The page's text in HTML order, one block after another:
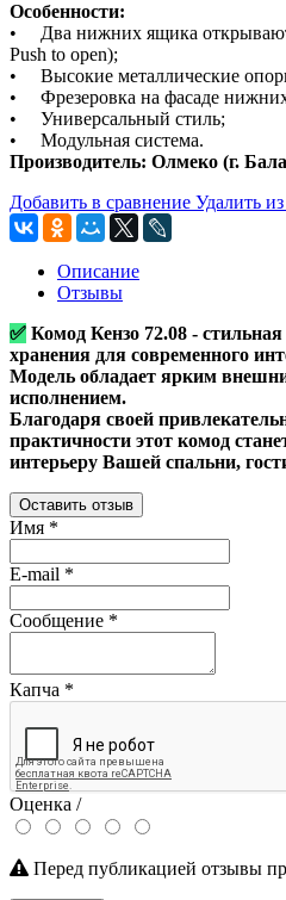
Особенности:
• Два нижних ящика
Push to open);
• Высокие металлические
• Фрезеровка на фасаде
• Универсальный стиль;
• Модульная система.
Производитель: Олмеко (г.
Добавить в сравнение Удалить
Описание
Отзывы
✅ Комод Кензо 72.08 - стильная
хранения для современного
Модель обладает ярким
исполнением.
Благодаря своей
практичности этот комод
интерьеру Вашей спальни,
Оставить отзыв
Имя *
E-mail *
Сообщение *
Капча *
Оценка /
Перед публикацией отзывы